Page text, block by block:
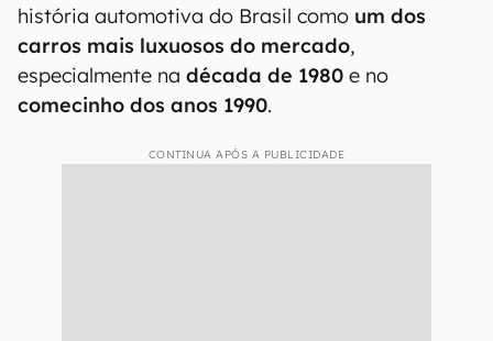
história automotiva do Brasil como um dos
carros mais luxuosos do mercado,
especialmente na década de 1980 e no
comecinho dos anos 1990.
CONTINUA APÓS A PUBLICIDADE